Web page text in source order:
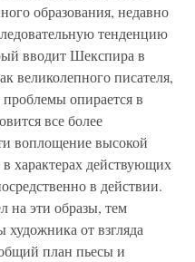
образования, недавно
тенденцию
вводит Шекспира в
великолепного писателя,
опирается в
все более
воплощение высокой
характерах действующих
в действии.
на эти образы, тем
художника от взгляда
план пьесы и